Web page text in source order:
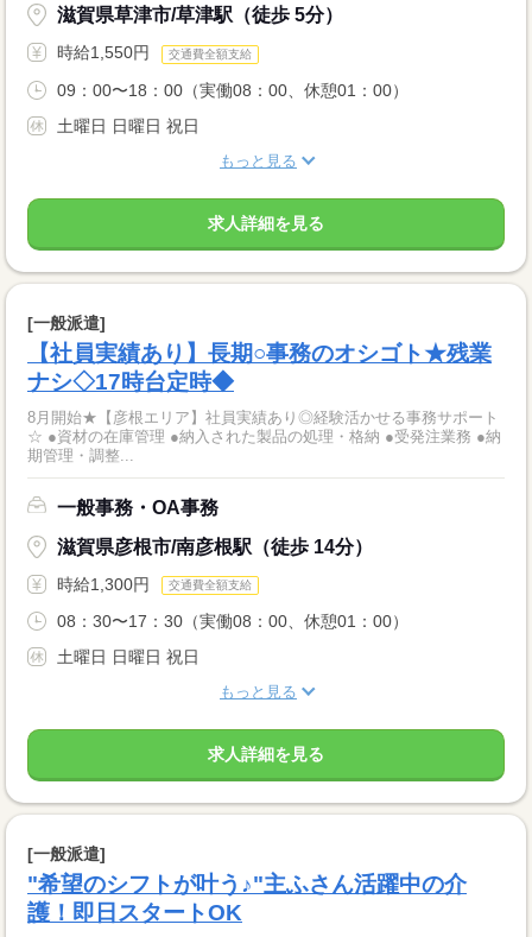
滋賀県草津市/草津駅（徒歩 5分）
時給1,550円 交通費全額支給
09：00〜18：00（実働08：00、休憩01：00）
土曜日 日曜日 祝日
もっと見る
求人詳細を見る
[一般派遣]
【社員実績あり】長期○事務のオシゴト★残業
ナシ◇17時台定時◆
8月開始★【彦根エリア】社員実績あり◎経験活かせる事務サポート
☆ ●資材の在庫管理 ●納入された製品の処理・格納 ●受発注業務 ●納
期管理・調整...
一般事務・OA事務
滋賀県彦根市/南彦根駅（徒歩 14分）
時給1,300円 交通費全額支給
08：30〜17：30（実働08：00、休憩01：00）
土曜日 日曜日 祝日
もっと見る
求人詳細を見る
[一般派遣]
"希望のシフトが叶う♪"主ふさん活躍中の介
護！即日スタートOK